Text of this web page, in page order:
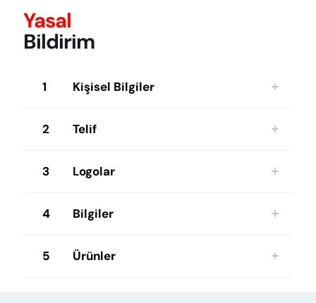
Yasal
Bildirim
1 Kişisel Bilgiler
2 Telif
3 Logolar
4 Bilgiler
5 Ürünler